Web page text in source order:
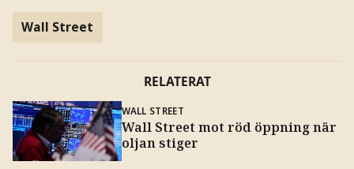
Wall Street
RELATERAT
WALL STREET
Wall Street mot röd öppning när
oljan stiger